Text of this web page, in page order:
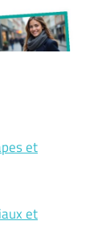
et
et